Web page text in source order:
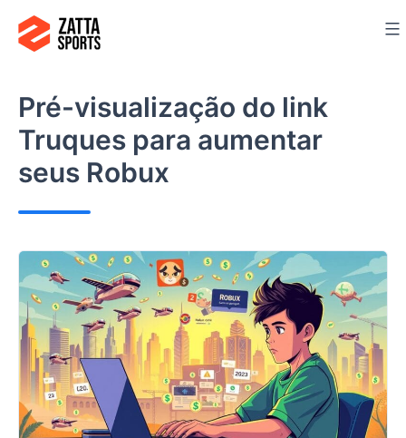
para
conteúdo
Pré-visualização do link
Truques para aumentar
seus Robux